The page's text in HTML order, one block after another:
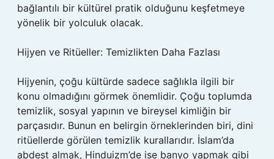
bağlantılı bir kültürel pratik olduğunu keşfetmeye
yönelik bir yolculuk olacak.
Hijyen ve Ritüeller: Temizlikten Daha Fazlası
Hijyenin, çoğu kültürde sadece sağlıkla ilgili bir
konu olmadığını görmek önemlidir. Çoğu toplumda
temizlik, sosyal yapının ve bireysel kimliğin bir
parçasıdır. Bunun en belirgin örneklerinden biri, dini
ritüellerde görülen temizlik kurallarıdır. İslam’da
abdest almak, Hinduizm’de ise banyo yapmak gibi